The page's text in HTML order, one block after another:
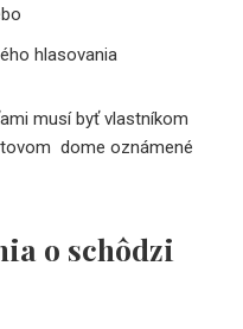
hlasovania
musí byť vlastníkom
dome oznámené
o schôdzi